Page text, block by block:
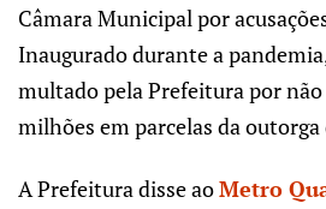
Câmara Municipal por
Inaugurado durante a
multado pela Prefeitura por não
milhões em parcelas da outorga
A Prefeitura disse aoMetro